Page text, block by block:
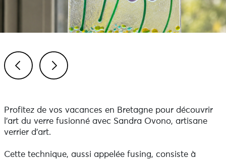
Profitez de vos vacances en Bretagne pour découvrir
l’art du verre fusionné avec Sandra Ovono, artisane
verrier d'art.
Cette technique, aussi appelée fusing, consiste à